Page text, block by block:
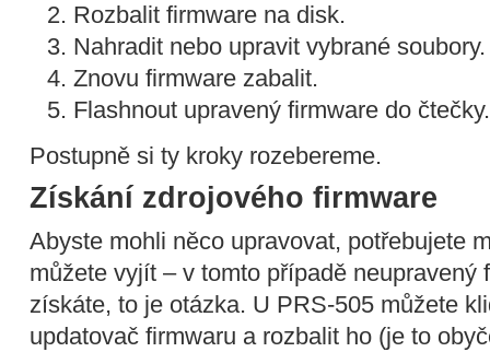
Rozbalit firmware na disk.
Nahradit nebo upravit vybrané soubory.
Znovu firmware zabalit.
Flashnout upravený firmware do čtečky.
Postupně si ty kroky rozebereme.
Získání zdrojového firmware
Abyste mohli něco upravovat, potřebujete
můžete vyjít – v tomto případě neupravený
získáte, to je otázka. U PRS-505 můžete
updatovač firmwaru a rozbalit ho (je to